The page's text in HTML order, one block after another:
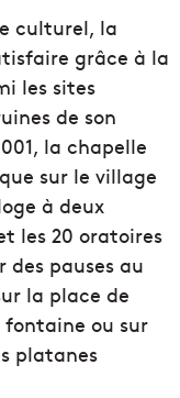
culturel, la
grâce à la
les sites
de son
la chapelle
sur le village
à deux
les 20 oratoires
des pauses au
la place de
ou sur
platanes